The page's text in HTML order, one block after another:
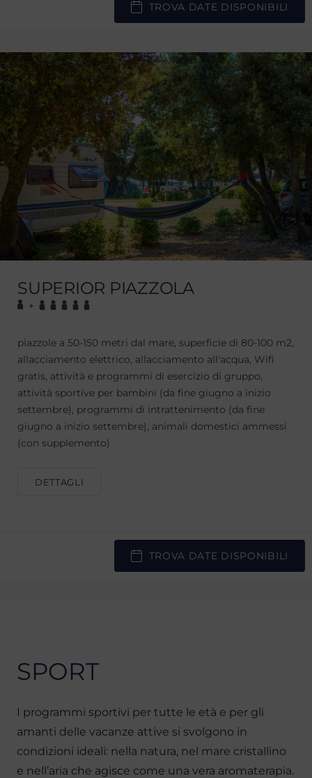
TROVA DATE DISPONIBILI
SUPERIOR PIAZZOLA
+
piazzole a 50-150 metri dal mare, superficie di 80-100 m2,
allacciamento elettrico, allacciamento all'acqua, Wifi
gratis, attività e programmi di esercizio di gruppo,
attività sportive per bambini (da fine giugno a inizio
settembre), programmi di intrattenimento (da fine
giugno a inizio settembre), animali domestici ammessi
(con supplemento)
DETTAGLI
TROVA DATE DISPONIBILI
SPORT
I programmi sportivi per tutte le età e per gli
amanti delle vacanze attive si svolgono in
condizioni ideali: nella natura, nel mare cristallino
e nell’aria che agisce come una vera aromaterapia.